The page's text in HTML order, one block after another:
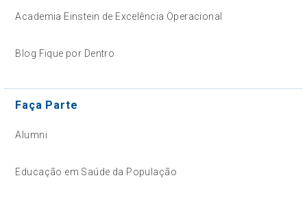
Academia Einstein de Excelência Operacional
Blog Fique por Dentro
Faça Parte
Alumni
Educação em Saúde da População